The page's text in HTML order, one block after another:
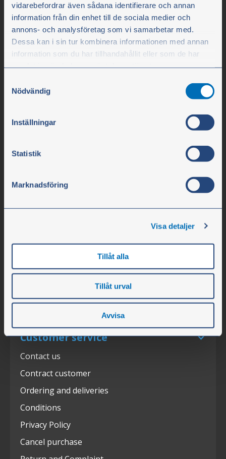
vidarebefordrar även sådana identifierare och annan
information från din enhet till de sociala medier och
annons- och analysföretag som vi samarbetar med.
Dessa kan i sin tur kombinera informationen med annan
information som du har tillhandahållit eller som de har
Du kan när som helst ändra ditt val. För att återkalla ditt
samtycke klickar du på ”Cookie-ikonen” längst ned till
Nödvändig
Inställningar
Statistik
Marknadsföring
Visa detaljer
Tillåt alla
Tillåt urval
Avvisa
Olssons i Ellös
SE-474 31 Ellös
info@olssonparts.com
Vacancies
Events
Customer service
Contact us
Contract customer
Ordering and deliveries
Conditions
Privacy Policy
Cancel purchase